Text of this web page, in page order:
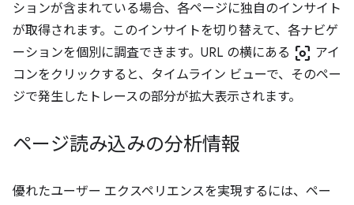
ションが含まれている場合、各ページに独自のインサイト
が取得されます。このインサイトを切り替えて、各ナビゲ
ーションを個別に調査できます。URL の横にある center_focus_weak アイ
コンをクリックすると、タイムライン ビューで、そのペー
ジで発生したトレースの部分が拡大表示されます。
ページ読み込みの分析情報
優れたユーザー エクスペリエンスを実現するには、ペー